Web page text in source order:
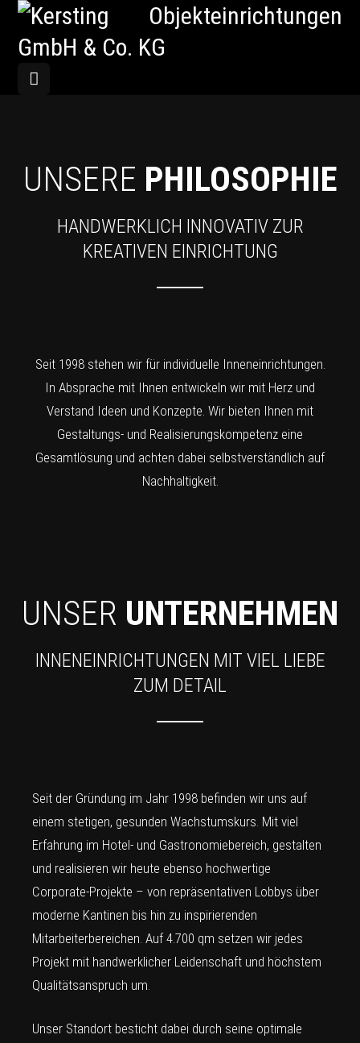
UNSERE PHILOSOPHIE
HANDWERKLICH INNOVATIV ZUR
KREATIVEN EINRICHTUNG
Seit 1998 stehen wir für individuelle Inneneinrichtungen.
In Absprache mit Ihnen entwickeln wir mit Herz und
Verstand Ideen und Konzepte. Wir bieten Ihnen mit
Gestaltungs- und Realisierungskompetenz eine
Gesamtlösung und achten dabei selbstverständlich auf
Nachhaltigkeit.
UNSER UNTERNEHMEN
INNENEINRICHTUNGEN MIT VIEL LIEBE
ZUM DETAIL
Seit der Gründung im Jahr 1998 befinden wir uns auf
einem stetigen, gesunden Wachstumskurs. Mit viel
Erfahrung im Hotel- und Gastronomiebereich, gestalten
und realisieren wir heute ebenso hochwertige
Corporate-Projekte – von repräsentativen Lobbys über
moderne Kantinen bis hin zu inspirierenden
Mitarbeiterbereichen. Auf 4.700 qm setzen wir jedes
Projekt mit handwerklicher Leidenschaft und höchstem
Qualitätsanspruch um.
Unser Standort besticht dabei durch seine optimale